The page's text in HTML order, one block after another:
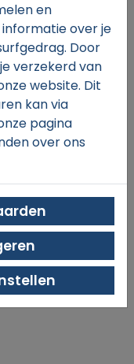
en
over je
Door
verzekerd van
website. Dit
kan via
pagina
over ons